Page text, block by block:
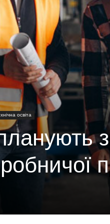
освіта